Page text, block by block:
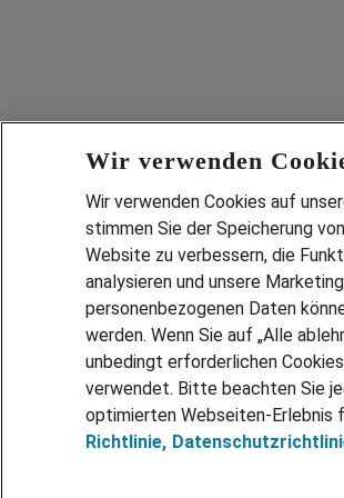
Wir verwenden
Wir verwenden Cookies auf
stimmen Sie der Speicherung
Website zu verbessern, die
analysieren und unsere
personenbezogenen Daten
werden. Wenn Sie auf „Alle
unbedingt erforderlichen
verwendet. Bitte beachten Sie
optimierten Webseiten-Erlebnis
Richtlinie,